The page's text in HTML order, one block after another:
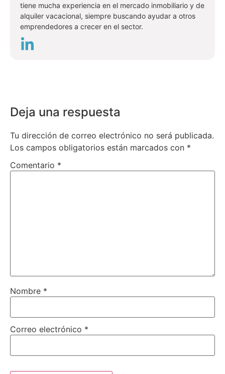
tiene mucha experiencia en el mercado inmobiliario y de
alquiler vacacional, siempre buscando ayudar a otros
emprendedores a crecer en el sector.
Deja una respuesta
Tu dirección de correo electrónico no será publicada.
Los campos obligatorios están marcados con *
Comentario *
Nombre *
Correo electrónico *